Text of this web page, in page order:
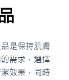
是保持肌膚
需求，選擇
效果，同時